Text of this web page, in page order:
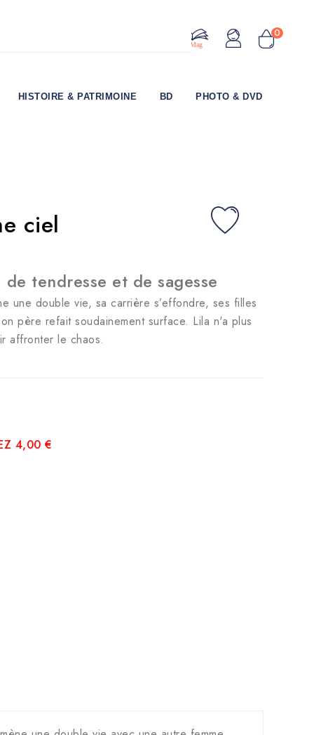
0
Le Mag
HISTOIRE & PATRIMOINE BD PHOTO & DVD
ciel
tendresse et de sagesse
une double vie, sa carrière s’effondre, ses filles
père refait soudainement surface. Lila n'a plus
affronter le chaos.
4,00 €